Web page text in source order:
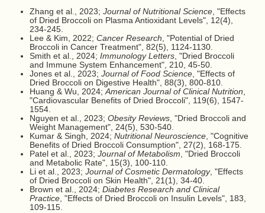
Zhang et al., 2023; Journal of Nutritional Science, "Effects
of Dried Broccoli on Plasma Antioxidant Levels", 12(4),
234-245.
Lee & Kim, 2022; Cancer Research, "Potential of Dried
Broccoli in Cancer Treatment", 82(5), 1124-1130.
Smith et al., 2024; Immunology Letters, "Dried Broccoli
and Immune System Enhancement", 210, 45-50.
Jones et al., 2023; Journal of Food Science, "Effects of
Dried Broccoli on Digestive Health", 88(3), 800-810.
Huang & Wu, 2024;American Journal of Clinical Nutrition,
"Cardiovascular Benefits of Dried Broccoli", 119(6), 1547-
1554.
Nguyen et al., 2023; Obesity Reviews, "Dried Broccoli and
Weight Management", 24(5), 530-540.
Kumar & Singh, 2024; Nutritional Neuroscience, "Cognitive
Benefits of Dried Broccoli Consumption", 27(2), 168-175.
Patel et al., 2023; Journal of Metabolism, "Dried Broccoli
and Metabolic Rate", 15(3), 100-110.
Li et al., 2023; Journal of Cosmetic Dermatology, "Effects
of Dried Broccoli on Skin Health", 21(1), 34-40.
Brown et al., 2024; Diabetes Research and Clinical
Practice, "Effects of Dried Broccoli on Insulin Levels", 183,
109-115.